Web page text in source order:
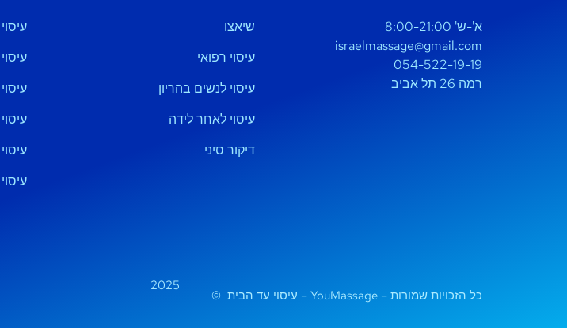
א'-ש' 8:00-21:00
israelmassage@gmail.com
054-522-19-19
רמה 26 תל אביב
שיאצו
עיסוי רפואי
עיסוי לנשים בהריון
עיסוי לאחר לידה
דיקור סיני
כל הזכויות שמורות – YouMassage – עיסוי עד הבית ©
2025